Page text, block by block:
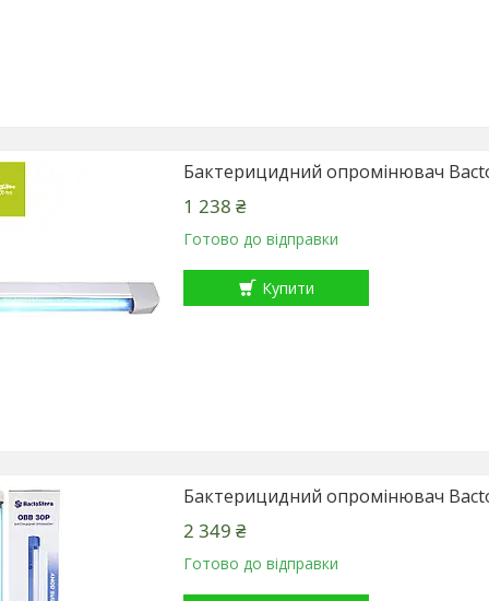
Бактерицидний опромінювач
1 238 ₴
Готово до відправки
Купити
Бактерицидний опромінювач
2 349 ₴
Готово до відправки